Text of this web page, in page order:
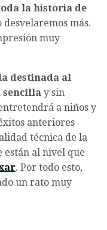
la historia de
desvelaremos más.
muy
destinada al
y sin
a niños y
anteriores
técnica de la
al nivel que
. Por todo esto,
un rato muy